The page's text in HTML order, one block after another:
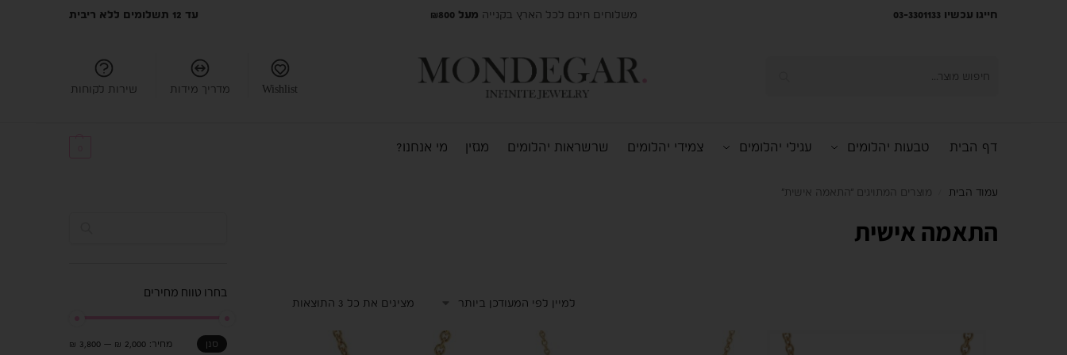
חייגו עכשיו 03-3301133 משלוחים חינם לכל הארץ בקנייה מעל ₪800 עד 12 תשלומים ללא ריבית
Wishlist
מדריך מידות שירות לקוחות
דף הבית טבעות יהלומים עגילי יהלומים צמידי יהלומים שרשראות יהלומים מגזין מי אנחנו?
עמוד הבית מוצרים המתויגים “התאמה אישית”
התאמה אישית
מציגים את כל ⁦3⁩ התוצאות
בחרו טווח מחירים
סנן מחיר: 2,000 ₪
—
3,800 ₪